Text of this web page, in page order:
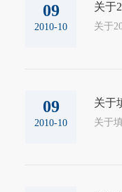
09
2010-10
关于
09
2010-10
关于